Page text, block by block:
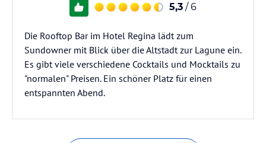
5,3 / 6
Die Rooftop Bar im Hotel Regina lädt zum
Sundowner mit Blick über die Altstadt zur Lagune ein.
Es gibt viele verschiedene Cocktails und Mocktails zu
"normalen" Preisen. Ein schöner Platz für einen
entspannten Abend.